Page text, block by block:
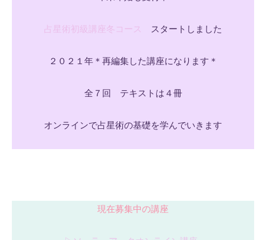
占星術初級講座冬コース スタートしました
２０２１年＊再編集した講座になります＊
全７回 テキストは４冊
オンラインで占星術の基礎を学んでいきます
現在募集中の講座